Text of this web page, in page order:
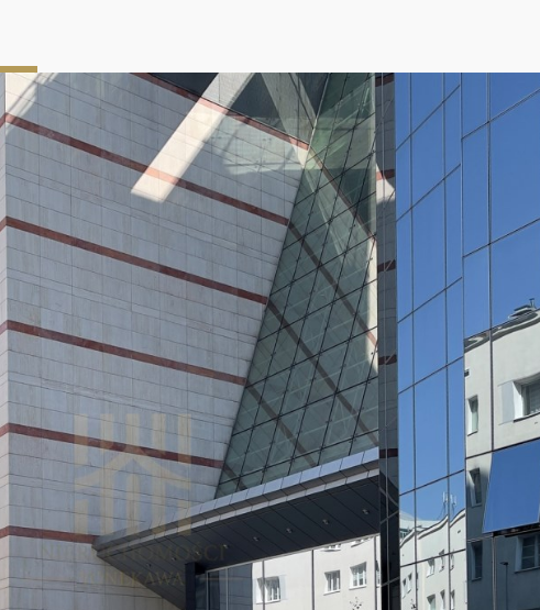
okna
żaluzje wewnętrzne
dostęp 24/7
szybkie łącze światłowodowe
hala garażowa + plac parkingowy z
możliwością wykupienia abonamentu
system zarządzania budynkiem BMS
dla rowerzystów
podniesione podłogi - floor boxy - zapewniają
w układzie biurek
najmu:
czynsz 13,00 EUR / mkw
eksploatacyjna (service charge) 23,00 PLN
mkw